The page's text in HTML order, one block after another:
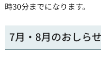
時30分までになります。
7月・8月のおしらせ